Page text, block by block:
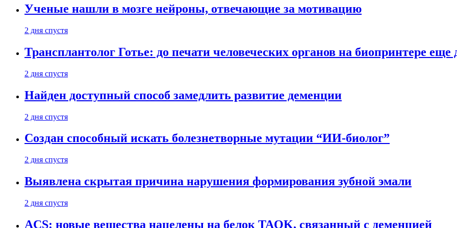
Ученые нашли в мозге нейроны, отвечающие за мотивацию
2 дня спустя
Трансплантолог Готье: до печати человеческих органов на биопринтере еще
2 дня спустя
Найден доступный способ замедлить развитие деменции
2 дня спустя
Создан способный искать болезнетворные мутации “ИИ-биолог”
2 дня спустя
Выявлена скрытая причина нарушения формирования зубной эмали
2 дня спустя
ACS: новые вещества нацелены на белок TAOK, связанный с деменцией